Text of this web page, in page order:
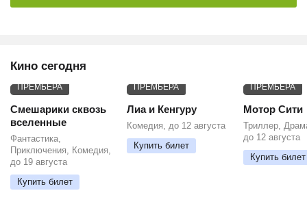
Кино сегодня
ПРЕМЬЕРА
Смешарики сквозь
вселенные
Фантастика,
Приключения, Комедия,
до 19 августа
Купить билет
ПРЕМЬЕРА
Лиа и Кенгуру
Комедия, до 12 августа
Купить билет
ПРЕМЬЕРА
Мотор Сити
Триллер,
до 12 августа
Купить билет